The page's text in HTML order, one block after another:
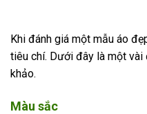
Khi đánh giá một mẫu áo
tiêu chí. Dưới đây là một vài
khảo.
Màu sắc